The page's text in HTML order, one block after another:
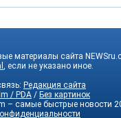
материалы сайта
, если не указано иное.
Редакция сайта
/ PDA / Без картинок
– самые быстрые новости